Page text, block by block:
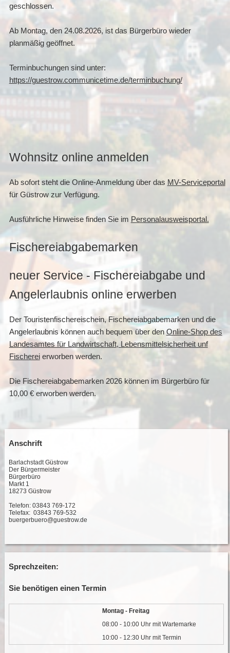
geschlossen.
Ab Montag, den 24.08.2026, ist das Bürgerbüro wieder
planmäßig geöffnet.
Terminbuchungen sind unter:
https://guestrow.communicetime.de/terminbuchung/
Wohnsitz online anmelden
Ab sofort steht die Online-Anmeldung über das MV-Serviceportal
für Güstrow zur Verfügung.
Ausführliche Hinweise finden Sie im Personalausweisportal.
Fischereiabgabemarken
neuer Service - Fischereiabgabe und
Angelerlaubnis online erwerben
Der Touristenfischereischein, Fischereiabgabemarken und die
Angelerlaubnis können auch bequem über denOnline-Shop des
Landesamtes für Landwirtschaft, Lebensmittelsicherheit unf
Fischereierworben werden.
Die Fischereiabgabemarken 2026 können im Bürgerbüro für
10,00 € erworben werden.
Anschrift
Barlachstadt Güstrow
Der Bürgermeister
Bürgerbüro
Markt 1
18273 Güstrow
Telefon: 03843 769-172
Telefax: 03843 769-532
buergerbuero@guestrow.de
Sprechzeiten:
Sie benötigen einen Termin
Montag - Freitag
08:00 - 10:00 Uhr mit Wartemarke
10:00 - 12:30 Uhr mit Termin